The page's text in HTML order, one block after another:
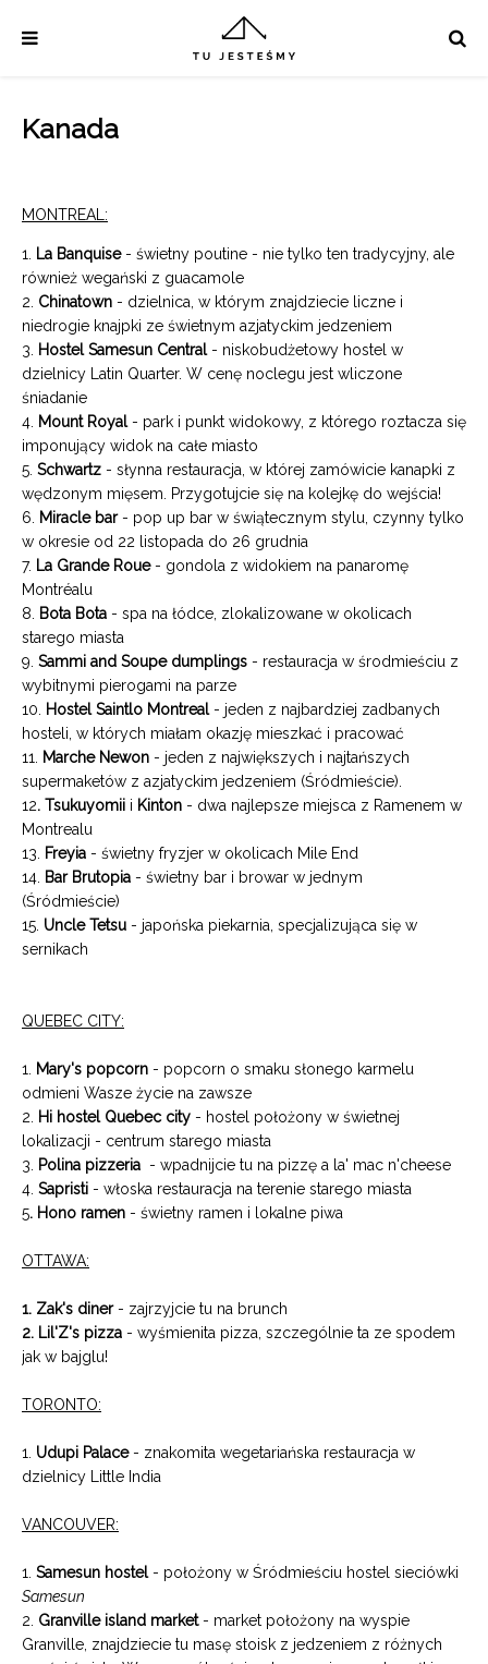
Kanada
MONTREAL:
1. La Banquise - świetny poutine - nie tylko ten tradycyjny, ale
również wegański z guacamole
2. Chinatown - dzielnica, w którym znajdziecie liczne i
niedrogie knajpki ze świetnym azjatyckim jedzeniem
3.
Hostel Samesun Central - niskobudżetowy hostel w
dzielnicy Latin Quarter. W cenę noclegu jest wliczone
śniadanie
4. Mount Royal - park i punkt widokowy, z którego roztacza się
imponujący widok na całe miasto
5. Schwartz - słynna restauracja, w której zamówicie kanapki z
wędzonym mięsem. Przygotujcie się na kolejkę do wejścia!
6.
Miracle bar- pop up bar w świątecznym stylu, czynny tylko
w okresie od 22 listopada do 26 grudnia
7. La Grande Roue - gondola z widokiem na panaromę
Montréalu
8
Bota Bota - spa na łódce, zlokalizowane w okolicach
starego miasta
9. Sammi and Soupe dumplings - restauracja w środmieściu z
wybitnymi pierogami na parze
10.
Hostel Saintlo Montreal - jeden z najbardziej zadbanych
hosteli, w których miałam okazję mieszkać i pracować
11.
Marche Newon - jeden z największych i najtańszych
supermaketów z azjatyckim jedzeniem (Śródmieście).
12. Tsukuyomii i Kinton - dwa najlepsze miejsca z Ramenem w
Montrealu
13.
Freyia - świetny fryzjer w okolicach Mile End
14. Bar Brutopia - świetny bar i browar w jednym
(Śródmieście)
15. Uncle Tetsu - japońska piekarnia, specjalizująca się w
sernikach
QUEBEC CITY:
1. Mary's popcorn - popcorn o smaku słonego karmelu
odmieni Wasze życie na zawsze
2.
Hi hostel Quebec city - hostel położony w świetnej
lokalizacji - centrum starego miasta
3.
Polina pizzeria - wpadnijcie tu na pizzę a la' mac n'cheese
4. Sapristi - włoska restauracja na terenie starego miasta
5. Hono ramen - świetny ramen i lokalne piwa
OTTAWA:
1. Zak's diner- zajrzyjcie tu na brunch
2. Lil'Z's pizza - wyśmienita pizza, szczególnie ta ze spodem
jak w bajglu!
TORONTO:
1. Udupi Palace- znakomita wegetariańska restauracja w
dzielnicy Little India
VANCOUVER:
1. Samesun hostel - położony w Śródmieściu hostel sieciówki
Samesun
2. Granville island market- market położony na wyspie
Granville, znajdziecie tu masę stoisk z jedzeniem z różnych